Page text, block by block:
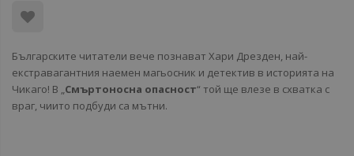
Българските читатели вече познават Хари Дрезден, най-
екстравагантния наемен магьосник и детектив в историята на
Чикаго! В „Смъртоносна опасност“ той ще влезе в схватка с
враг, чиито подбуди са мътни.